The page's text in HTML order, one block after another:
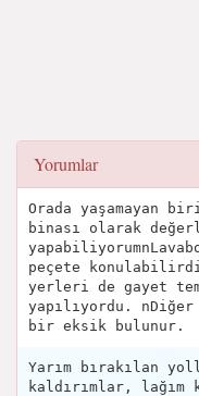
Yorumlar
Orada yaşamayan
binası olarak
peçete
yerleri de gayet
yapılıyordu.
bir eksik bulunur.
Yarım bırakılan
kaldırımlar, lağım